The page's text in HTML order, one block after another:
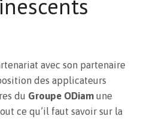
avec son partenaire
des applicateurs
du Groupe ODiam une
ce qu’il faut savoir sur la